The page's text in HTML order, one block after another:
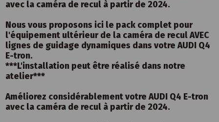
avec la caméra de recul à partir de 2024.
Nous vous proposons ici le pack complet pour
l'équipement ultérieur de la caméra de recul AVEC
lignes de guidage dynamiques dans votre AUDI Q4
E-tron.
***L'installation peut être réalisé dans notre
atelier***
Améliorez considérablement votre AUDI Q4 E-tron
avec la caméra de recul à partir de 2024.